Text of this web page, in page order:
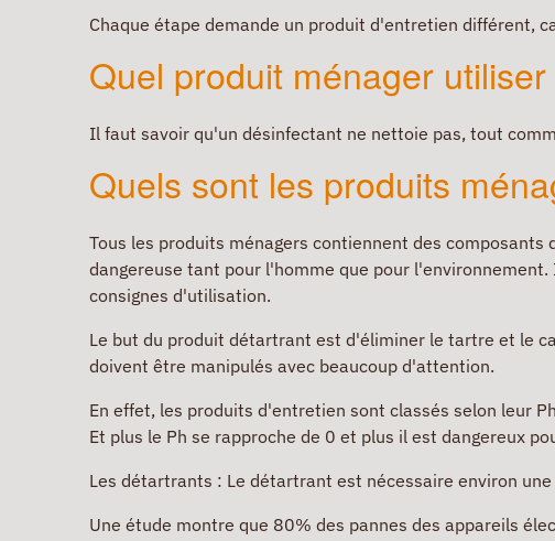
Chaque étape demande un produit d'entretien différent,
Quel produit ménager utiliser
Il faut savoir qu'un désinfectant ne nettoie pas, tout
Quels sont les produits
Tous les produits ménagers contiennent des
dangereuse tant pour l'homme que pour
consignes d'utilisation.
Le but du produit détartrant est d'éliminer le tartre et le
doivent être manipulés avec beaucoup d'attention.
En effet, les produits d'entretien sont classés selon leur
Et plus le Ph se rapproche de 0 et plus il est dangereux
Les détartrants : Le détartrant est nécessaire environ
Une étude montre que 80% des pannes des appareils